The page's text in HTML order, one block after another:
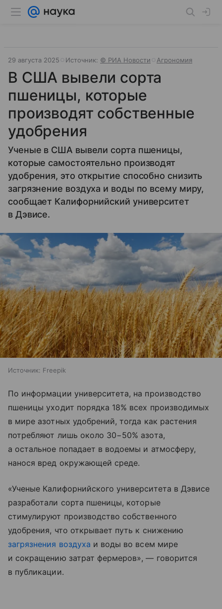
29 августа 2025 Источник: © РИА Новости Агрономия
В США вывели сорта
пшеницы, которые
производят собственные
удобрения
Ученые в США вывели сорта пшеницы,
которые самостоятельно производят
удобрения, это открытие способно снизить
загрязнение воздуха и воды по всему миру,
сообщает Калифорнийский университет
в Дэвисе.
Источник: Freepik
По информации университета, на производство
пшеницы уходит порядка 18% всех производимых
в мире азотных удобрений, тогда как растения
потребляют лишь около 30−50% азота,
а остальное попадает в водоемы и атмосферу,
нанося вред окружающей среде.
«Ученые Калифорнийского университета в Дэвисе
разработали сорта пшеницы, которые
стимулируют производство собственного
удобрения, что открывает путь к снижению
загрязнения воздуха и воды во всем мире
и сокращению затрат фермеров», — говорится
в публикации.